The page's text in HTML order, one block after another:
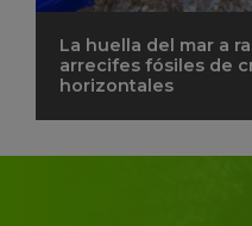
La huella del mar a
arrecifes fósiles de
horizontales